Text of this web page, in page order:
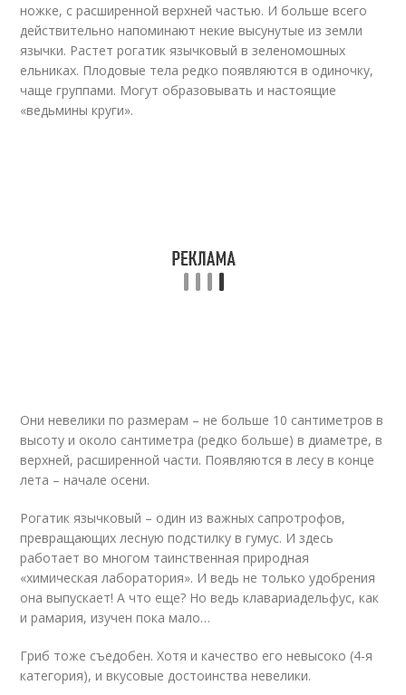
ножке, с расширенной верхней частью. И больше всего
действительно напоминают некие высунутые из земли
язычки. Растет рогатик язычковый в зеленомошных
ельниках. Плодовые тела редко появляются в одиночку,
чаще группами. Могут образовывать и настоящие
«ведьмины круги».
Они невелики по размерам – не больше 10 сантиметров в
высоту и около сантиметра (редко больше) в диаметре, в
верхней, расширенной части. Появляются в лесу в конце
лета – начале осени.
Рогатик язычковый – один из важных сапротрофов,
превращающих лесную подстилку в гумус. И здесь
работает во многом таинственная природная
«химическая лаборатория». И ведь не только удобрения
она выпускает! А что еще? Но ведь клавариадельфус, как
и рамария, изучен пока мало…
Гриб тоже съедобен. Хотя и качество его невысоко (4-я
категория), и вкусовые достоинства невелики.